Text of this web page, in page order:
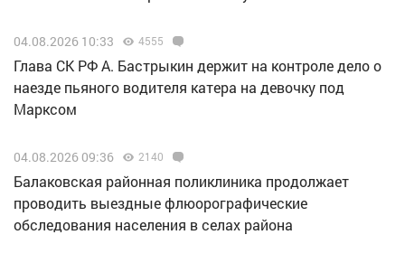
04.08.2026 10:33 4555
Глава СК РФ А. Бастрыкин держит на контроле дело о
наезде пьяного водителя катера на девочку под
Марксом
04.08.2026 09:36 2140
Балаковская районная поликлиника продолжает
проводить выездные флюорографические
обследования населения в селах района